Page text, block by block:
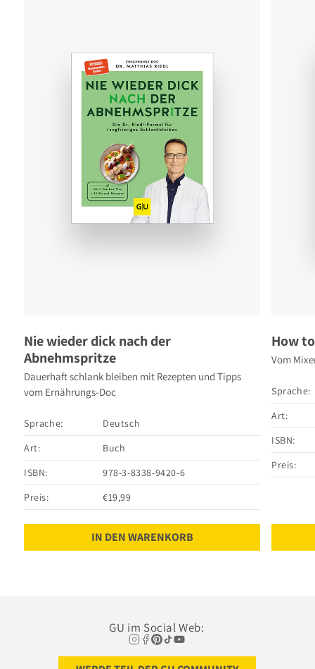
Nie wieder dick nach der
Abnehmspritze
Dauerhaft schlank bleiben mit Rezepten und Tipps
vom Ernährungs-Doc
Sprache:
Deutsch
Art:
Buch
ISBN:
978-3-8338-9420-6
Preis:
€19,99
IN DEN WARENKORB
How
Vom
Sprache:
Art:
ISBN:
Preis:
GU im Social Web: